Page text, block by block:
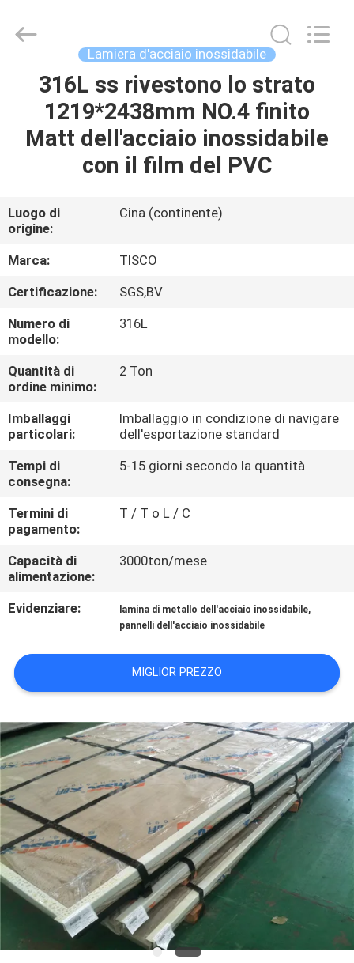
CASA
PRODOTTI
NOI
GIRO
DELLA
FABBRICA
CONTROLLO
DI
QUALITÀ
CONTATTICI
NOTIZIE
CASI
NEWS
MAPPA
DEL
SITO
PRIVACY
POLICY
STEEL
INDUSTRIAL
Lamiera d'acciaio inossidabile
316L ss rivestono lo strato
1219*2438mm NO.4 finito
Matt dell'acciaio inossidabile
con il film del PVC
Luogo di
origine:
Cina (continente)
Marca:
TISCO
Certificazione:
SGS,BV
Numero di
modello:
316L
Quantità di
ordine minimo:
2 Ton
Imballaggi
particolari:
Imballaggio in condizione di navigare
dell'esportazione standard
Tempi di
consegna:
5-15 giorni secondo la quantità
Termini di
pagamento:
T / T o L / C
Capacità di
alimentazione:
3000ton/mese
Evidenziare: lamina di metallo dell'acciaio inossidabile,
pannelli dell'acciaio inossidabile
MIGLIOR PREZZO